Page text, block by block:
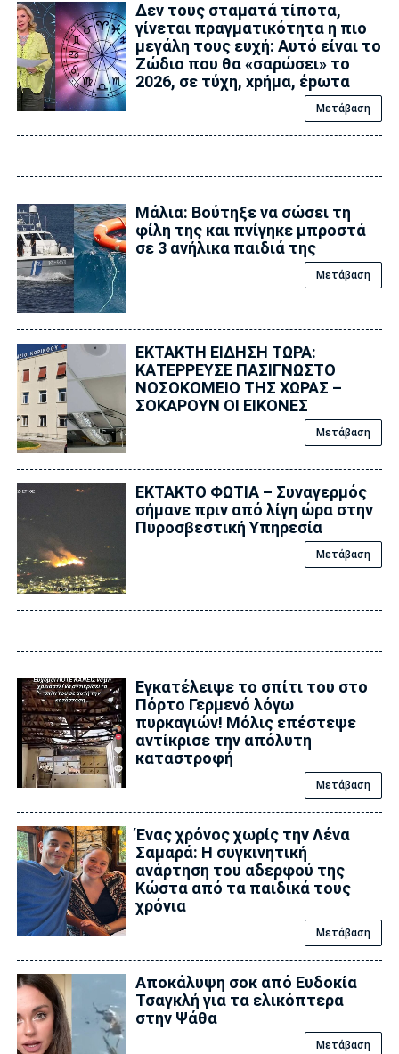
Δεν τους σταματά τίποτα,
γίνεται πραγματικότητα η πιο
μεγάλη τους ευχή: Αυτό είναι το
Zώδιο που θα «σαρώσει» το
2026, σε τύχη, xpήμα, έpωτα
Μετάβαση
Μάλια: Βούτηξε να σώσει τη
φίλη της και πνίγηκε μπροστά
σε 3 ανήλικα παιδιά της
Μετάβαση
ΕΚΤΑΚΤΗ ΕΙΔΗΣΗ ΤΩΡΑ:
ΚΑΤΕΡΡΕΥΣΕ ΠΑΣΙΓΝΩΣΤΟ
ΝΟΣΟΚΟΜΕΙΟ ΤΗΣ ΧΩΡΑΣ –
ΣΟΚΑΡΟΥΝ ΟΙ ΕΙΚΟΝΕΣ
Μετάβαση
ΕΚΤΑΚΤΟ ΦΩΤΙΑ – Συναγερμός
σήμανε πριν από λίγη ώρα στην
Πυροσβεστική Υπηρεσία
Μετάβαση
Εγκατέλειψε το σπίτι του στο
Πόρτο Γερμενό λόγω
πυρκαγιών! Μόλις επέστεψε
αντίκρισε την απόλυτη
καταστροφή
Μετάβαση
Ένας χρόνος χωρίς την Λένα
Σαμαρά: Η συγκινητική
ανάρτηση του αδερφού της
Κώστα από τα παιδικά τους
χρόνια
Μετάβαση
Αποκάλυψη σoκ από Ευδοκία
Τσαγκλή για τα ελικόπτερα
στην Ψάθα
Μετάβαση